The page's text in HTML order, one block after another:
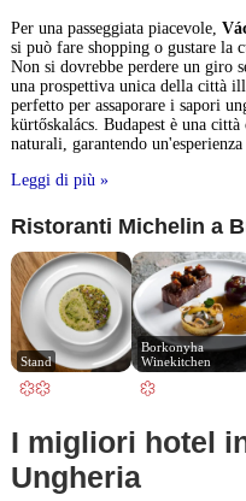
Per una passeggiata piacevole,
si può fare shopping o gustare la
Non si dovrebbe perdere un giro
una prospettiva unica della città
perfetto per assaporare i sapori
kürtőskalács. Budapest è una
naturali, garantendo
Leggi di più »
Ristoranti Michelin a
Stand
Borkonyha
Winekitchen
I migliori hotel
Ungheria